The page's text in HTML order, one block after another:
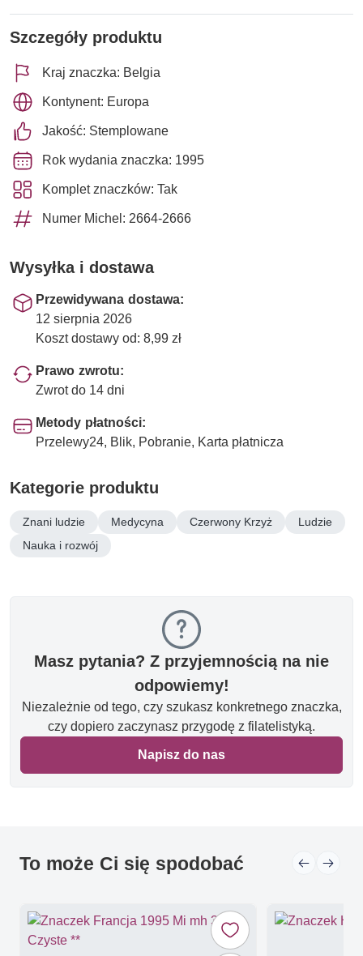
Szczegóły produktu
Kraj znaczka: Belgia
Kontynent: Europa
Jakość: Stemplowane
Rok wydania znaczka: 1995
Komplet znaczków: Tak
Numer Michel: 2664-2666
Wysyłka i dostawa
Przewidywana dostawa:
12 sierpnia 2026
Koszt dostawy od: 8,99 zł
Prawo zwrotu:
Zwrot do 14 dni
Metody płatności:
Przelewy24, Blik, Pobranie, Karta płatnicza
Kategorie produktu
Znani ludzie Medycyna Czerwony Krzyż
Ludzie
Nauka i rozwój
Masz pytania? Z przyjemnością na nie
odpowiemy!
Niezależnie od tego, czy szukasz konkretnego znaczka,
czy dopiero zaczynasz przygodę z filatelistyką.
Napisz do nas
To może Ci się spodobać